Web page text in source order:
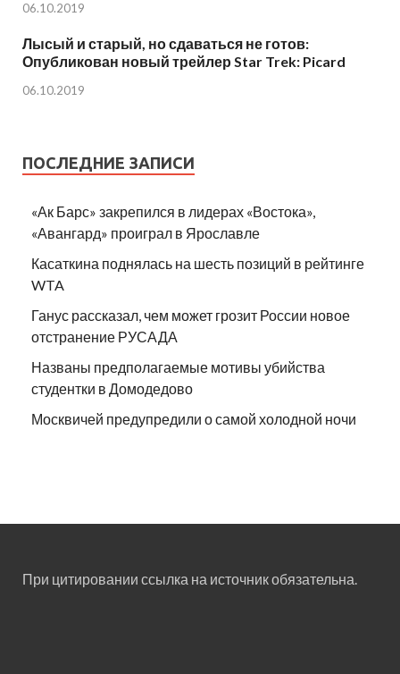
06.10.2019
Лысый и старый, но сдаваться не готов:
Опубликован новый трейлер Star Trek: Picard
06.10.2019
ПОСЛЕДНИЕ ЗАПИСИ
«Ак Барс» закрепился в лидерах «Востока»,
«Авангард» проиграл в Ярославле
Касаткина поднялась на шесть позиций в рейтинге
WTA
Ганус рассказал, чем может грозит России новое
отстранение РУСАДА
Названы предполагаемые мотивы убийства
студентки в Домодедово
Москвичей предупредили о самой холодной ночи
При цитировании ссылка на источник обязательна.